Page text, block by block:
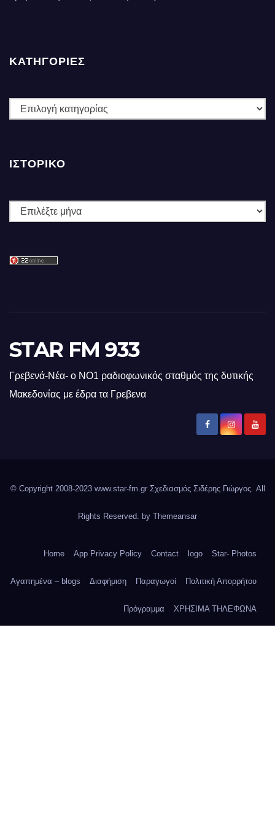
ΚΑΤΗΓΟΡΙΕΣ
ΚΑΤΗΓΟΡΙΕΣ
ΙΣΤΟΡΙΚΌ
Ιστορικό
STAR FM 933
Γρεβενά-Νέα- ο ΝΟ1 ραδιοφωνικός σταθμός της δυτικής
Μακεδονίας με έδρα τα Γρεβενα
© Copyright 2008-2023 www.star-fm.gr Σχεδιασμός Σιδέρης Γιώργος. All
Rights Reserved. by Themeansar
Home App Privacy Policy Contact logo Star- Photos
Αγαπημένα – blogs Διαφήμιση Παραγωγοί Πολιτική Απορρήτου
Πρόγραμμα ΧΡΗΣΙΜΑ ΤΗΛΕΦΩΝΑ